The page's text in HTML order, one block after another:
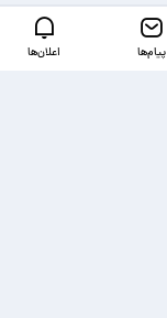
پیام‌ها اعلان‌ها